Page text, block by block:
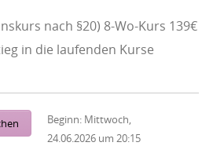
nach §20) 8-Wo-Kurs 139€
in die laufenden Kurse
Beginn: Mittwoch,
24.06.2026 um 20:15